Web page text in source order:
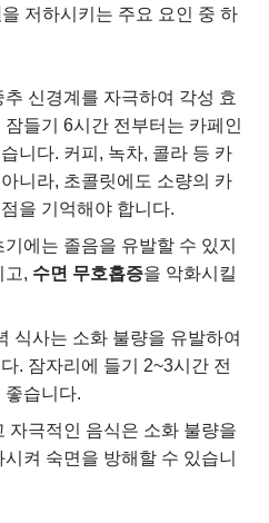
을 저하시키는 주요 요인 중 하
추 신경계를 자극하여 각성 효
들기 6시간 전부터는 카페인
니다. 커피, 녹차, 콜라 등 카
니라, 초콜릿에도 소량의 카
을 기억해야 합니다.
에는 졸음을 유발할 수 있지
고, 수면 무호흡증을 악화시킬
식사는 소화 불량을 유발하여
. 잠자리에 들기 2~3시간 전
좋습니다.
자극적인 음식은 소화 불량을
켜 숙면을 방해할 수 있습니